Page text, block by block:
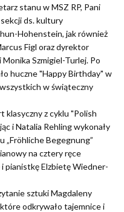
stanu w MSZ RP, Pani
ds. kultury
Hohenstein, jak również
Figl oraz dyrektor
Szmigiel-Turlej. Po
huczne "Happy Birthday" w
w świąteczny
klasyczny z cyklu "Polish
i Natalia Rehling wykonały
„Fröhliche Begegnung”
na cztery ręce
pianistkę Elzbietę Wiedner-
sztuki Magdaleny
które odkrywało tajemnice i